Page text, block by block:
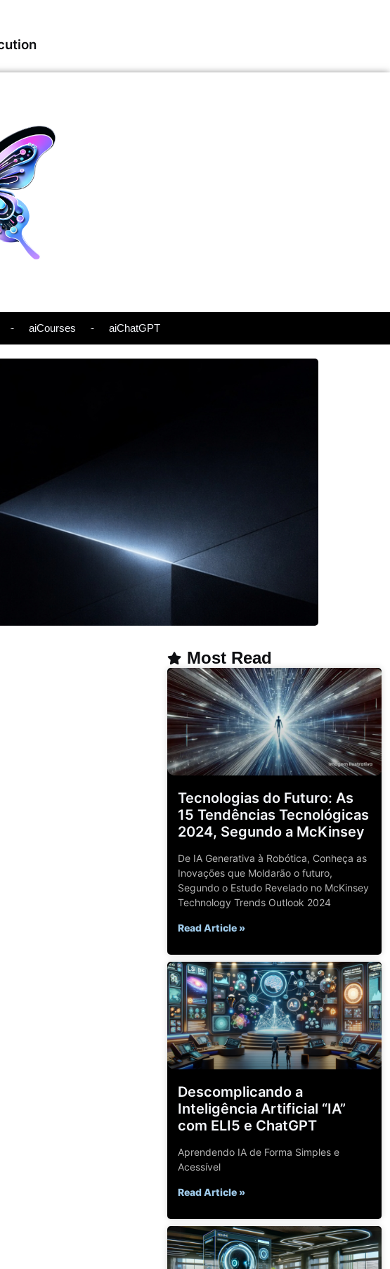
aiCourses aiChatGPT
Most Read
Tecnologias do Futuro: As
15 Tendências Tecnológicas
2024, Segundo a McKinsey
De IA Generativa à Robótica, Conheça as
Inovações que Moldarão o futuro,
Segundo o Estudo Revelado no McKinsey
Technology Trends Outlook 2024
Read Article »
Descomplicando a
Inteligência Artificial “IA”
com ELI5 e ChatGPT
Aprendendo IA de Forma Simples e
Acessível
Read Article »